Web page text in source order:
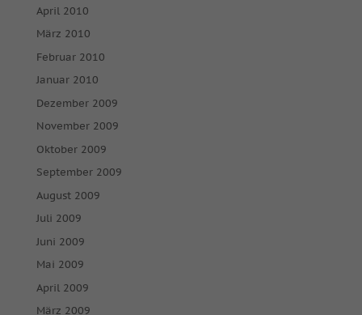
April 2010
März 2010
Februar 2010
Januar 2010
Dezember 2009
November 2009
Oktober 2009
September 2009
August 2009
Juli 2009
Juni 2009
Mai 2009
April 2009
März 2009